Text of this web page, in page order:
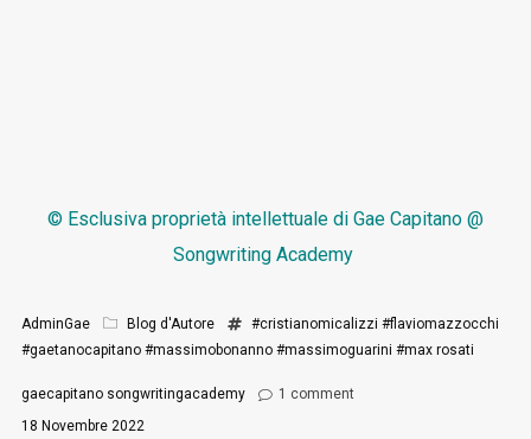
© Esclusiva proprietà intellettuale di Gae Capitano @
Songwriting Academy
AdminGae Blog d'Autore #cristianomicalizzi #flaviomazzocchi
#gaetanocapitano #massimobonanno #massimoguarini #max rosati
gaecapitano songwritingacademy 1 comment
18 Novembre 2022